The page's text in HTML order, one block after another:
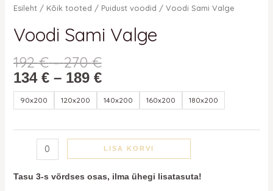
Esileht / Kõik tooted / Puidust voodid / Voodi Sami Valge
Voodi Sami Valge
192€ – 270€
134 € – 189 €
90x200 120x200 140x200 160x200 180x200
LISA KORVI
Tasu 3-s võrdses osas, ilma ühegi lisatasuta!